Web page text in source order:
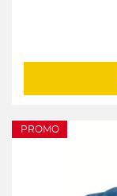
PROMO